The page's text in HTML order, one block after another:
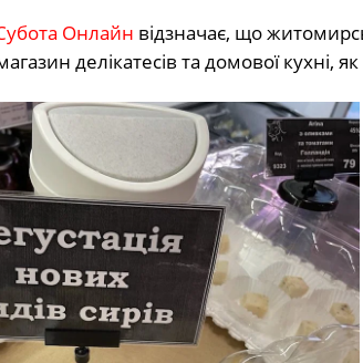
Онлайн відзначає, що
делікатесів та домової кухні,